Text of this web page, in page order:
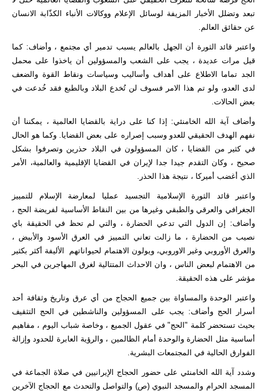
تبعد وتضلل الأخبار المزيفة لوسائل الإعلام ووكالات الأنباء الكذّابة الانسان
عن حقائق العالم.
واعتبر قائد الثورة أن الجهل بالعالم يسبب تدمير أي مجتمع ، وأضاف: كما
قيل مرات عديدة ، يجب على الشعب والمسؤولين أن ياخذوا على محمل
الجد تماما الاطلاع على أهداف وأساليب وسياسات ونقاط القوة والضعف
لدى العدو، ولو تم هذا الامر فسوف لن تُخدع البلاد وبالطبع فقد خُدعت في
بعض الحالات.
وأضاف آية الله الخامنئي: إذا كنا على دراية بالقضايا العالمية ، يمكننا أن
نفهم الهدف الحقيقي للعدو وسبب إصراره على بعض القضايا. وكما هو الحال
في كثير من القضايا ، كان المسؤولون في البلاد حذرين وتصرفوا بشكل
صحيح ، وكان التقدم جيدا جدا لإيران في القضايا الإقليمية والعالمية، الأمر
الذي أغضب أميركا ، نتيجة هذا الحذر.
واعتبر قائد الثورة الإسلامية التجسيد عمليا لمعارضة الإسلام للتمييز
الجغرافي والعرقي والطبقي وغيرها من بين النقاط الأساسية لفريضة الحج ،
وأضاف: إن الدول التي تدعي الحضارة ، والتي لم تحظ في الحقيقة باي
نصيب من الحضارة ، ما زالت تعاني التمييز في العرق الأسود والأبيض ،
والعرق الأوروبي وغير الاوروبي، ويولون الاهتمام لحيواناتهم الأليفة أكثر بكثير
من الاهتمام لبعض الناس ، وان الاحداث المتتالية لغرق المهاجرين في البحر
مؤشر على هذه الحقيقة.
واعتبر الوحدة والمساواة بين جميع الحجاج من أي عرق وتاريخ وثقافة أحد
أسرار الحج وأضاف: يجب على المسؤولين والناشطين في الحج التثقيف
بحيث تستحضر كلمة "الحج" في عقول الجميع ، وخاصة شباب اليوم ، مفاهيم
أساسية مثل الحضارة والوحدة أمام الظالمين ، والرؤية العابرة للحدود وإزالة
الفوارق الحالية في المجتمعات البشرية.
وشدد آية الله الخامنئي على حضور الحجاج الإيرانيين في صلاة الجماعة في
المسجد الحرام والمسجد النبوي (ص) والتواصل والتحدث مع الحجاج الآخرين